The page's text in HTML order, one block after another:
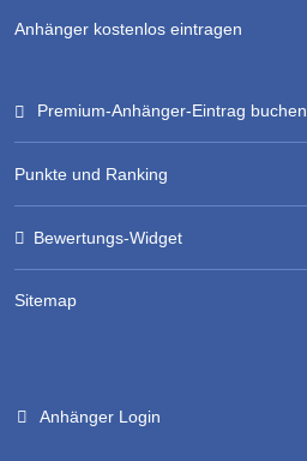
Anhänger kostenlos eintragen
Premium-Anhänger-Eintrag buchen
Punkte und Ranking
Bewertungs-Widget
Sitemap
Anhänger Login